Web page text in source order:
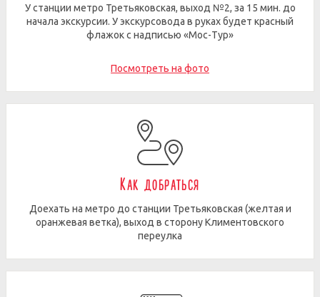
У станции метро Третьяковская, выход №2, за 15 мин. до
начала экскурсии. У экскурсовода в руках будет красный
флажок с надписью «Мос-Тур»
Посмотреть на фото
Как добраться
Доехать на метро до станции Третьяковская (желтая и
оранжевая ветка), выход в сторону Климентовского
переулка